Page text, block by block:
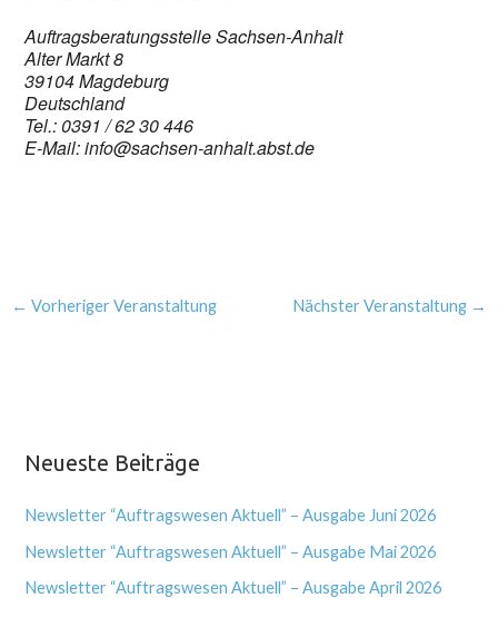
Auftragsberatungsstelle Sachsen-Anhalt
Alter Markt 8
39104 Magdeburg
Deutschland
Tel.: 0391 / 62 30 446
E-Mail: info@sachsen-anhalt.abst.de
← Vorheriger Veranstaltung Nächster Veranstaltung →
Neueste Beiträge
Newsletter “Auftragswesen Aktuell” – Ausgabe Juni 2026
Newsletter “Auftragswesen Aktuell” – Ausgabe Mai 2026
Newsletter “Auftragswesen Aktuell” – Ausgabe April 2026